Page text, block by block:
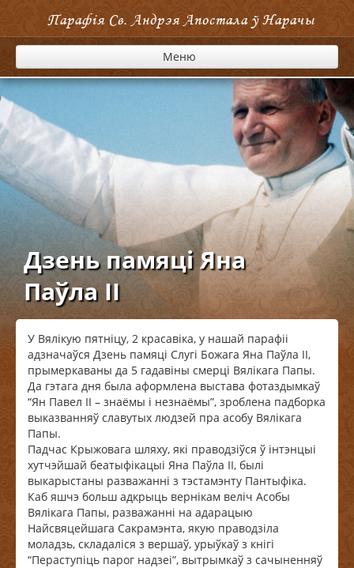
Парафія Cв. Андрэя Апостала ў Нарачы
Меню
Дзень памяці Яна
Паўла II
У Вялікую пятніцу, 2 красавіка, у нашай парафіі
адзначаўся Дзень памяці Слугі Божага Яна Паўла II,
прымеркаваны да 5 гадавіны смерці Вялікага Папы.
Да гэтага дня была аформлена выстава фотаздымкаў
“Ян Павел II – знаёмы і незнаёмы”, зроблена падборка
выказванняў славутых людзей пра асобу Вялікага
Папы.
Падчас Крыжовага шляху, які праводзіўся ў інтэнцыі
хутчэйшай беатыфікацыі Яна Паўла II, былі
выкарыстаны разважанні з тэстамэнту Пантыфіка.
Каб яшчэ больш адкрыць вернікам веліч Асобы
Вялікага Папы, разважанні на адарацыю
Найсвяцейшага Сакрамэнта, якую праводзіла
моладзь, складаліся з вершаў, урыўкаў з кнігі
“Пераступіць парог надзеі”, вытрымкаў з сачыненняў